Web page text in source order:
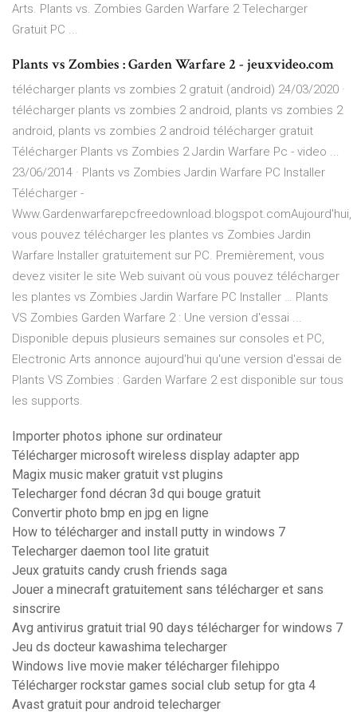
Arts. Plants vs. Zombies Garden Warfare 2 Telecharger
Gratuit PC ...
Plants vs Zombies : Garden Warfare 2 - jeuxvideo.com
télécharger plants vs zombies 2 gratuit (android) 24/03/2020 ·
télécharger plants vs zombies 2 android, plants vs zombies 2
android, plants vs zombies 2 android télécharger gratuit
Télécharger Plants vs Zombies 2 Jardin Warfare Pc - video ...
23/06/2014 · Plants vs Zombies Jardin Warfare PC Installer
Télécharger -
Www.Gardenwarfarepcfreedownload.blogspot.comAujourd'hui,
vous pouvez télécharger les plantes vs Zombies Jardin
Warfare Installer gratuitement sur PC. Premièrement, vous
devez visiter le site Web suivant où vous pouvez télécharger
les plantes vs Zombies Jardin Warfare PC Installer … Plants
VS Zombies Garden Warfare 2 : Une version d'essai ...
Disponible depuis plusieurs semaines sur consoles et PC,
Electronic Arts annonce aujourd'hui qu'une version d'essai de
Plants VS Zombies : Garden Warfare 2 est disponible sur tous
les supports.
Importer photos iphone sur ordinateur
Télécharger microsoft wireless display adapter app
Magix music maker gratuit vst plugins
Telecharger fond décran 3d qui bouge gratuit
Convertir photo bmp en jpg en ligne
How to télécharger and install putty in windows 7
Telecharger daemon tool lite gratuit
Jeux gratuits candy crush friends saga
Jouer a minecraft gratuitement sans télécharger et sans
sinscrire
Avg antivirus gratuit trial 90 days télécharger for windows 7
Jeu ds docteur kawashima telecharger
Windows live movie maker télécharger filehippo
Télécharger rockstar games social club setup for gta 4
Avast gratuit pour android telecharger